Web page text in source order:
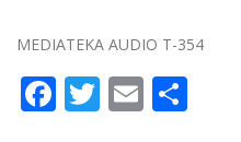
MEDIATEKA AUDIO T-354
Facebook
Twitter
Email